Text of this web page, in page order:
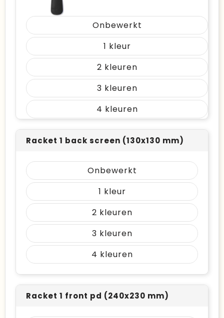
Onbewerkt
1
2
3
4
Racket 1 back screen (130x130 mm)
Onbewerkt
1
2
3
4
Racket 1 front pd (240x230 mm)